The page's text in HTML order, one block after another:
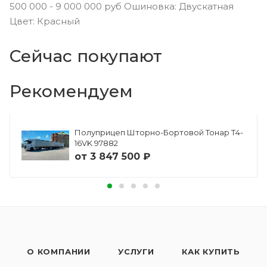
500 000 - 9 000 000 руб Ошиновка: Двускатная
Цвет: Красный
Сейчас покупают
Рекомендуем
Полуприцеп Шторно-Бортовой Тонар Т4-
16VK 97882
от 3 847 500 ₽
О КОМПАНИИ УСЛУГИ КАК КУПИТЬ